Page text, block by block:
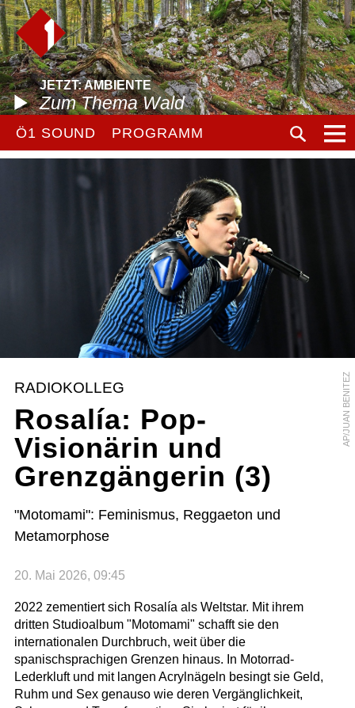
JETZT: AMBIENTE
Zum Thema Wald
Ö1 SOUND PROGRAMM
AP/JUAN BENITEZ
RADIOKOLLEG
Rosalía: Pop-
Visionärin und
Grenzgängerin (3)
"Motomami": Feminismus, Reggaeton und
Metamorphose
20. Mai 2026, 09:45
2022 zementiert sich Rosalía als Weltstar. Mit ihrem
dritten Studioalbum "Motomami" schafft sie den
internationalen Durchbruch, weit über die
spanischsprachigen Grenzen hinaus. In Motorrad-
Lederkluft und mit langen Acrylnägeln besingt sie Geld,
Ruhm und Sex genauso wie deren Vergänglichkeit,